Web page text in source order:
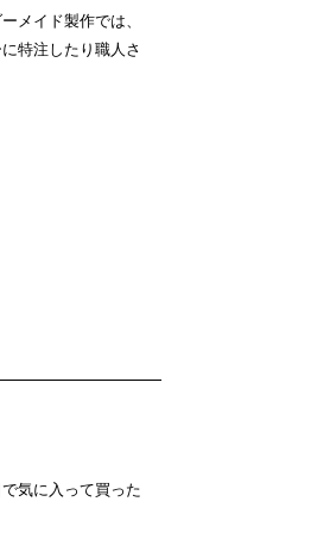
メイド製作では、
特注したり職人さ
気に入って買った